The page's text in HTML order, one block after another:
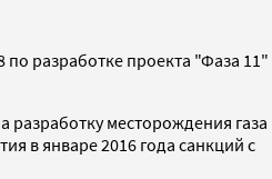
разработке проекта "Фаза 11"
разработку месторождения газа
в январе 2016 года санкций с